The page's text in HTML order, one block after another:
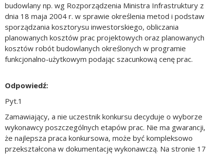
budowlany np. wg Rozporządzenia Ministra Infrastruktury z
dnia 18 maja 2004 r. w sprawie określenia metod i podstaw
sporządzania kosztorysu inwestorskiego, obliczania
planowanych kosztów prac projektowych oraz planowanych
kosztów robót budowlanych określonych w programie
funkcjonalno-użytkowym podając szacunkową cenę prac.
Odpowiedź:
Pyt.1
Zamawiający, a nie uczestnik konkursu decyduje o wyborze
wykonawcy poszczególnych etapów prac. Nie ma gwarancji,
że najlepsza praca konkursowa, może być kompleksowo
przekształcona w dokumentację wykonawczą. Na stronie 17